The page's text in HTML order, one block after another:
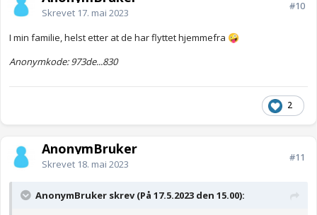
Skrevet 17. mai 2023
#10
I min familie, helst etter at de har flyttet hjemmefra 🤪
Anonymkode: 973de...830
2
AnonymBruker
Skrevet 18. mai 2023
#11
AnonymBruker skrev (På 17.5.2023 den 15.00):